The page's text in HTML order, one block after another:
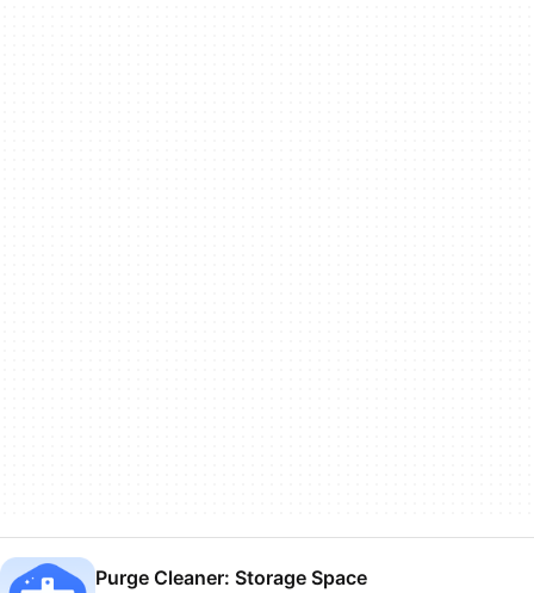
Purge Cleaner: Storage Space